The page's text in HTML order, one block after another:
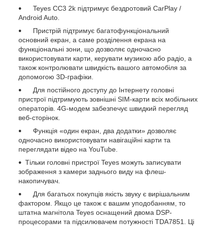
Teyes CC3 2k підтримує бездротовий CarPlay /
Android Auto.
Пристрій підтримує багатофункціональний
основний екран, а саме розділення екрана на
функціональні зони, що дозволяє одночасно
використовувати карти, керувати музикою або радіо, а
також контролювати швидкість вашого автомобіля за
допомогою 3D-графіки.
Для постійного доступу до Інтернету головні
пристрої підтримують зовнішні SIM-карти всіх мобільних
операторів. 4G-модем забезпечує швидкий перегляд
веб-сторінок.
Функція «один екран, два додатки» дозволяє
одночасно використовувати навігаційні карти та
переглядати відео на YouTube.
Тільки головні пристрої Teyes можуть записувати
зображення з камери заднього виду на флеш-
накопичувач.
Для багатьох покупців якість звуку є вирішальним
фактором. Якщо це також є вашим уподобанням, то
штатна магнітола Teyes оснащений двома DSP-
процесорами та підсилювачем потужності TDA7851. Ці